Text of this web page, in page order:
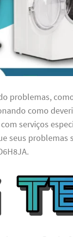
problemas,
como
serviços
seus problemas